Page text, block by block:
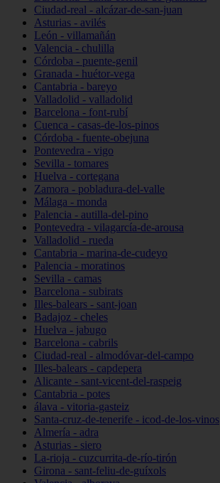
Ciudad-real - alcázar-de-san-juan
Asturias - avilés
León - villamañán
Valencia - chulilla
Córdoba - puente-genil
Granada - huétor-vega
Cantabria - bareyo
Valladolid - valladolid
Barcelona - font-rubí
Cuenca - casas-de-los-pinos
Córdoba - fuente-obejuna
Pontevedra - vigo
Sevilla - tomares
Huelva - cortegana
Zamora - pobladura-del-valle
Málaga - monda
Palencia - autilla-del-pino
Pontevedra - vilagarcía-de-arousa
Valladolid - rueda
Cantabria - marina-de-cudeyo
Palencia - moratinos
Sevilla - camas
Barcelona - subirats
Illes-balears - sant-joan
Badajoz - cheles
Huelva - jabugo
Barcelona - cabrils
Ciudad-real - almodóvar-del-campo
Illes-balears - capdepera
Alicante - sant-vicent-del-raspeig
Cantabria - potes
álava - vitoria-gasteiz
Santa-cruz-de-tenerife - icod-de-los-vinos
Almería - adra
Asturias - siero
La-rioja - cuzcurrita-de-río-tirón
Girona - sant-feliu-de-guíxols